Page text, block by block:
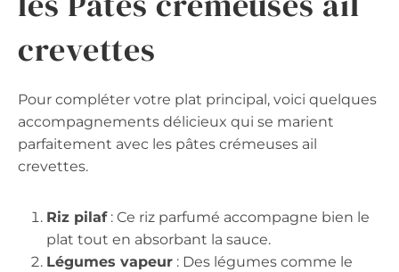
crevettes
Pour compléter votre plat principal, voici quelques
accompagnements délicieux qui se marient
parfaitement avec les pâtes crémeuses ail
crevettes.
Riz pilaf: Ce riz parfumé accompagne bien le
plat tout en absorbant la sauce.
Légumes vapeur : Des légumes comme le